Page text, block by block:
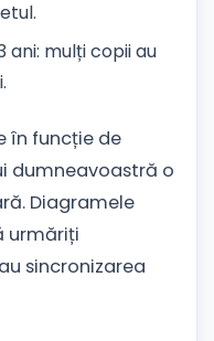
ani: mulți copii au
în funcție de
dumneavoastră o
Diagramele
urmăriți
sincronizarea